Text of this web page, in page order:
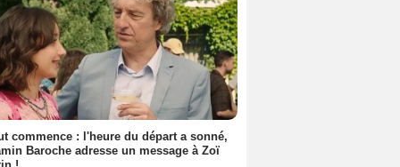
commence : l'heure du départ a sonné,
Baroche adresse un message à Zoï